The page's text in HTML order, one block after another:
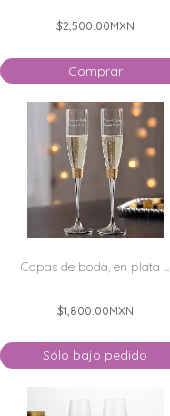
$2,500.00MXN
Comprar
Copas de boda, en plata ...
$1,800.00MXN
Sólo bajo pedido